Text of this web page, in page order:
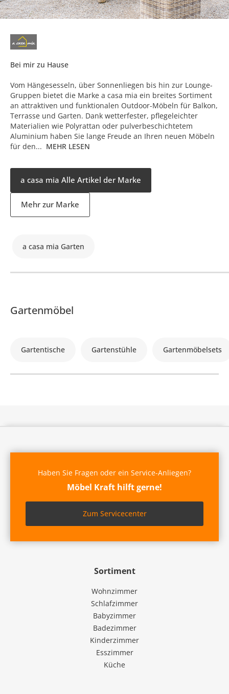
Bei mir zu Hause
Vom Hängesesseln, über Sonnenliegen bis hin zur Lounge-
Gruppen bietet die Marke a casa mia ein breites Sortiment
an attraktiven und funktionalen Outdoor-Möbeln für Balkon,
Terrasse und Garten. Dank wetterfester, pflegeleichter
Materialien wie Polyrattan oder pulverbeschichtetem
Aluminium haben Sie lange Freude an Ihren neuen Möbeln
für den... MEHR LESEN
a casa mia Alle Artikel der Marke
Mehr zur Marke
a casa mia Garten
Gartenmöbel
Gartentische Gartenstühle Gartenmöbelsets
Sortiment
Wohnzimmer
Schlafzimmer
Babyzimmer
Badezimmer
Kinderzimmer
Esszimmer
Küche
Haben Sie Fragen oder ein Service-Anliegen?
Möbel Kraft hilft gerne!
Zum Servicecenter